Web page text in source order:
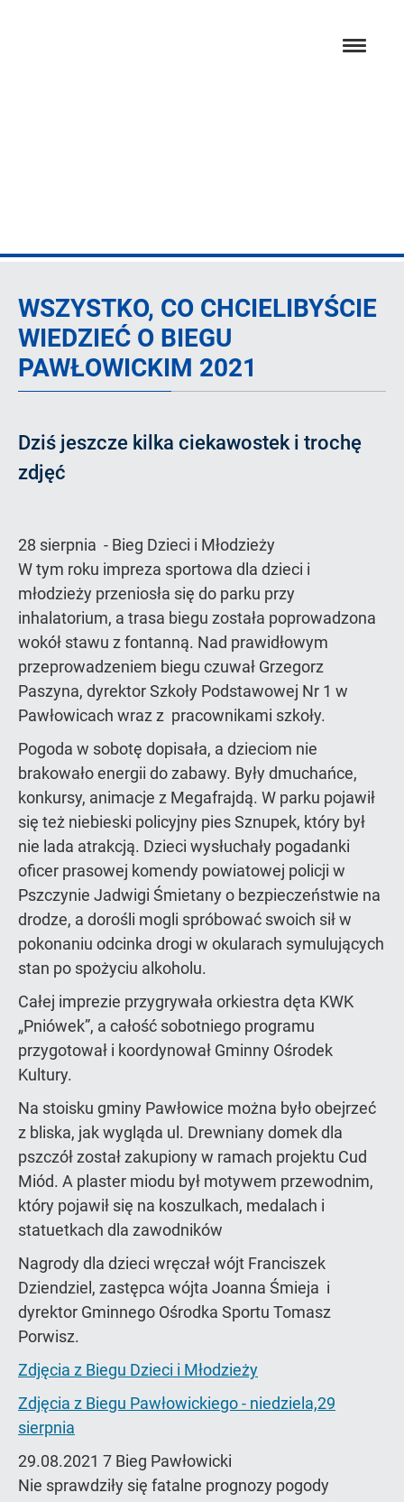
WSZYSTKO, CO CHCIELIBYŚCIE
WIEDZIEĆ O BIEGU
PAWŁOWICKIM 2021
Dziś jeszcze kilka ciekawostek i trochę
zdjęć
28 sierpnia - Bieg Dzieci i Młodzieży
W tym roku impreza sportowa dla dzieci i
młodzieży przeniosła się do parku przy
inhalatorium, a trasa biegu została poprowadzona
wokół stawu z fontanną. Nad prawidłowym
przeprowadzeniem biegu czuwał Grzegorz
Paszyna, dyrektor Szkoły Podstawowej Nr 1 w
Pawłowicach wraz z pracownikami szkoły.
Pogoda w sobotę dopisała, a dzieciom nie
brakowało energii do zabawy. Były dmuchańce,
konkursy, animacje z Megafrajdą. W parku pojawił
się też niebieski policyjny pies Sznupek, który był
nie lada atrakcją. Dzieci wysłuchały pogadanki
oficer prasowej komendy powiatowej policji w
Pszczynie Jadwigi Śmietany o bezpieczeństwie na
drodze, a dorośli mogli spróbować swoich sił w
pokonaniu odcinka drogi w okularach symulujących
stan po spożyciu alkoholu.
Całej imprezie przygrywała orkiestra dęta KWK
„Pniówek”, a całość sobotniego programu
przygotował i koordynował Gminny Ośrodek
Kultury.
Na stoisku gminy Pawłowice można było obejrzeć
z bliska, jak wygląda ul. Drewniany domek dla
pszczół został zakupiony w ramach projektu Cud
Miód. A plaster miodu był motywem przewodnim,
który pojawił się na koszulkach, medalach i
statuetkach dla zawodników
Nagrody dla dzieci wręczał wójt Franciszek
Dziendziel, zastępca wójta Joanna Śmieja i
dyrektor Gminnego Ośrodka Sportu Tomasz
Porwisz.
Zdjęcia z Biegu Dzieci i Młodzieży
Zdjęcia z Biegu Pawłowickiego - niedziela,29
sierpnia
29.08.2021 7 Bieg Pawłowicki
Nie sprawdziły się fatalne prognozy pogody